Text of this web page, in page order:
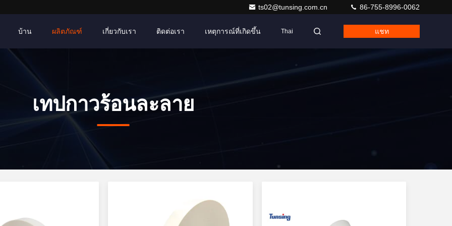
ts02@tunsing.com.cn 86-755-8996-0062
บ้าน ผลิตภัณฑ์ เกี่ยวกับเรา ติดต่อเรา เหตุการณ์ที่เกิดขึ้น Thai แชท
เทปกาวร้อนละลาย